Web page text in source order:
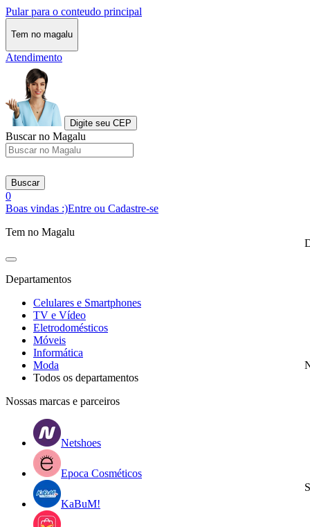
Pular para o conteudo principal
Tem no magalu
Atendimento
Digite seu CEP
Buscar no Magalu
Buscar
0
Boas vindas :)Entre ou Cadastre-se
Tem no Magalu
Departamentos
Celulares e Smartphones
TV e Vídeo
Eletrodomésticos
Móveis
Informática
Moda
Todos os departamentos
Nossas marcas e parceiros
Netshoes
Epoca Cosméticos
KaBuM!